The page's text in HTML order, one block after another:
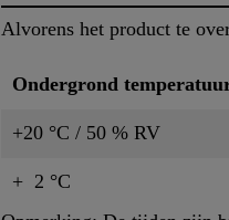
Alvorens het product te
Ondergrond
+20 °C / 50 % RV
+ 2 °C